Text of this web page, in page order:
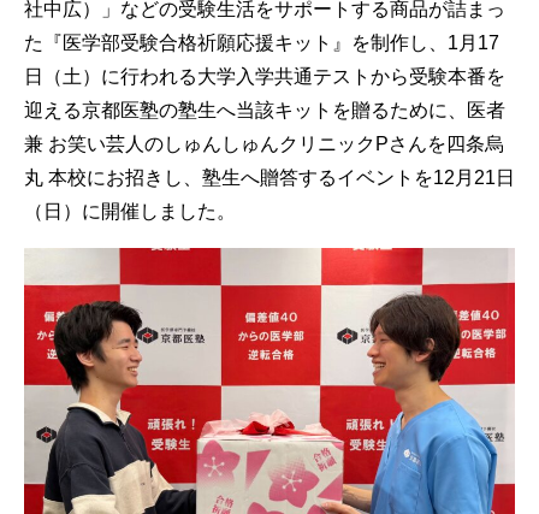
社中広）」などの受験生活をサポートする商品が詰まっ
た『医学部受験合格祈願応援キット』を制作し、1月17
日（土）に行われる大学入学共通テストから受験本番を
迎える京都医塾の塾生へ当該キットを贈るために、医者
兼 お笑い芸人のしゅんしゅんクリニックPさんを四条烏
丸 本校にお招きし、塾生へ贈答するイベントを12月21日
（日）に開催しました。